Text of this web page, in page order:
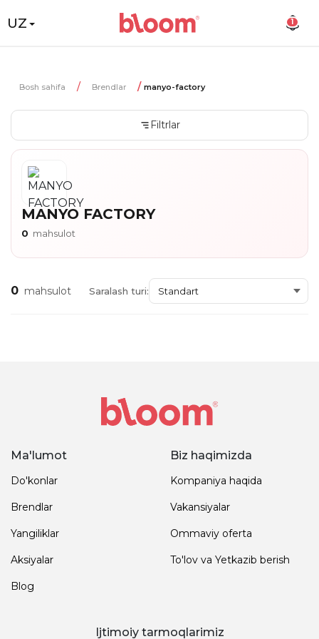
UZ 1
Bosh sahifa Brendlar manyo-factory
Filtrlar
MANYO FACTORY
0 mahsulot
0 mahsulot Saralash turi:
Ma'lumot
Do'konlar
Brendlar
Yangiliklar
Aksiyalar
Blog
Biz haqimizda
Kompaniya haqida
Vakansiyalar
Ommaviy oferta
To'lov va Yetkazib berish
Ijtimoiy tarmoqlarimiz